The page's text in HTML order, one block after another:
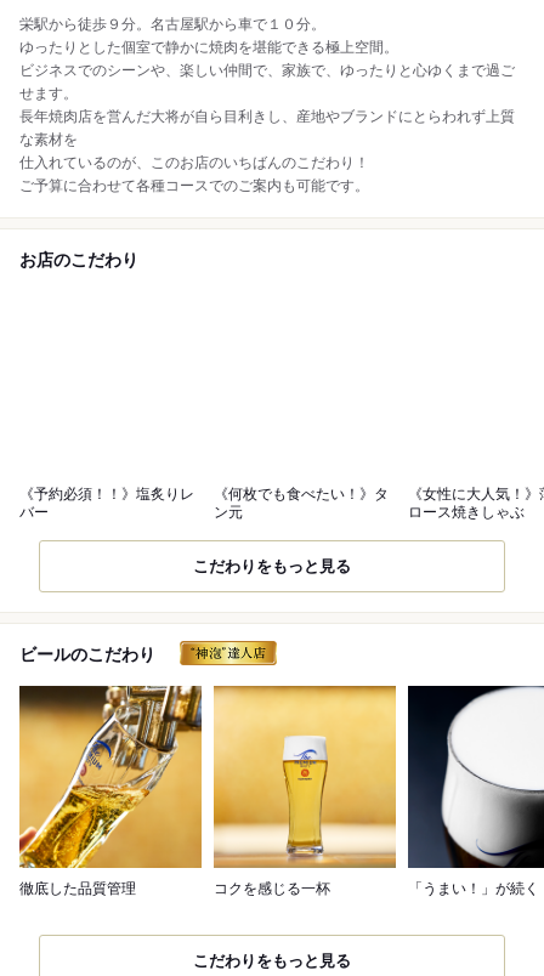
栄駅から徒歩９分。名古屋駅から車で１０分。
ゆったりとした個室で静かに焼肉を堪能できる極上空間。
ビジネスでのシーンや、楽しい仲間で、家族で、ゆったりと心ゆくまで過ご
せます。
長年焼肉店を営んだ大将が自ら目利きし、産地やブランドにとらわれず上質
な素材を
仕入れているのが、このお店のいちばんのこだわり！
ご予算に合わせて各種コースでのご案内も可能です。
お店のこだわり
《予約必須！！》塩炙りレ
バー
《何枚でも食べたい！》タ
ン元
《女性に大人気！
ロース焼きしゃぶ
こだわりをもっと見る
ビールのこだわり
徹底した品質管理 コクを感じる一杯 「うまい！」が続く
こだわりをもっと見る